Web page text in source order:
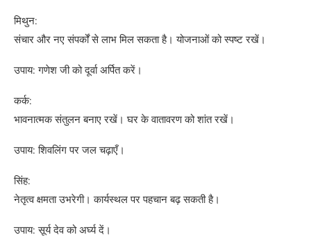
मिथुन:
संचार और नए संपर्कों से लाभ मिल सकता है। योजनाओं को स्पष्ट रखें।
उपाय: गणेश जी को दूर्वा अर्पित करें।
कर्क:
भावनात्मक संतुलन बनाए रखें। घर के वातावरण को शांत रखें।
उपाय: शिवलिंग पर जल चढ़ाएँ।
सिंह:
नेतृत्व क्षमता उभरेगी। कार्यस्थल पर पहचान बढ़ सकती है।
उपाय: सूर्य देव को अर्घ्य दें।